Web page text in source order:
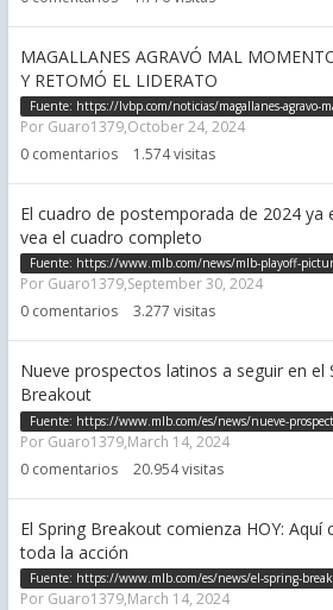
MAGALLANES AGRAVÓ MAL
Y RETOMÓ EL LIDERATO
Fuente: https://lvbp.com/noticias/magallanes-agravo-
caracas-y-retomo-el-liderato/
Por Guaro1379,October 24, 2024
0 comentarios 1.574visitas
El cuadro de postemporada de 2024 ya
vea el cuadro completo
Fuente: https://www.mlb.com/news/mlb-playoff-
Por Guaro1379,September 30, 2024
0 comentarios 3.277 visitas
Nueve prospectos latinos a seguir en el
Breakout
Fuente: https://www.mlb.com/es/news/nueve-
en-el-spring-breakout
Por Guaro1379,March 14, 2024
0 comentarios 20.954visitas
El Spring Breakout comienza HOY: Aquí
toda la acción
Fuente: https://www.mlb.com/es/news/el-spring-
hoy-aqui-como-seguir-toda-la-accion
Por Guaro1379,March 14, 2024